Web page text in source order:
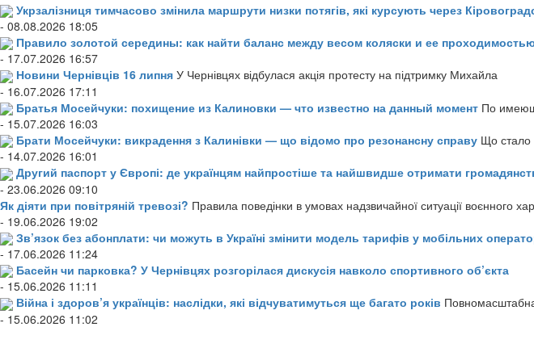
Укрзалізниця тимчасово змінила маршрути низки потягів, які курсують через
- 08.08.2026 18:05
Правило золотой середины: как найти баланс между весом коляски и ее
- 17.07.2026 16:57
Новини Чернівців 16 липня У Чернівцях відбулася акція протесту на підтримку Михайла
- 16.07.2026 17:11
Братья Мосейчуки: похищение из Калиновки — что известно на данный момент По
- 15.07.2026 16:03
Брати Мосейчуки: викрадення з Калинівки — що відомо про резонансну справу Що стало
- 14.07.2026 16:01
Другий паспорт у Європі: де українцям найпростіше та найшвидше отримати
- 23.06.2026 09:10
Як діяти при повітряній тревозі? Правила поведінки в умовах надзвичайної ситуації воєнного
- 19.06.2026 19:02
Зв’язок без абонплати: чи можуть в Україні змінити модель тарифів у мобільних
- 17.06.2026 11:24
Басейн чи парковка? У Чернівцях розгорілася дискусія навколо спортивного об’єкта
- 15.06.2026 11:11
Війна і здоров’я українців: наслідки, які відчуватимуться ще багато років
- 15.06.2026 11:02